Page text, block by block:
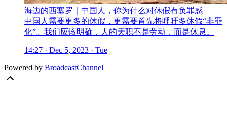
海边的西塞罗｜中国人，你为什么对休假有负罪感
中国人需要更多的休假，更需要首先将呼吁多休假“非罪
化”。我们应该明确，人的天职不是劳动，而是休息。
14:27 · Dec 5, 2023 · Tue
Powered by BroadcastChannel